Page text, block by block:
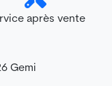
après vente
Gemi